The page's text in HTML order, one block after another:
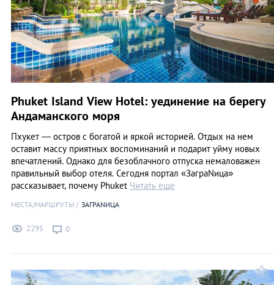
Phuket Island View Hotel: уединение на берегу
Андаманского моря
Пхукет ― остров с богатой и яркой историей. Отдых на нем
оставит массу приятных воспоминаний и подарит уйму новых
впечатлений. Однако для безоблачного отпуска немаловажен
правильный выбор отеля. Сегодня портал «ЗаграNица»
рассказывает, почему Phuket Читать еще
МЕСТА/МАРШРУТЫ ЗАГРАNИЦА
2295 0